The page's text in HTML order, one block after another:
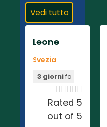
Vedi tutto
Leone
Svezia
3 giornifa

Rated 5
out of 5